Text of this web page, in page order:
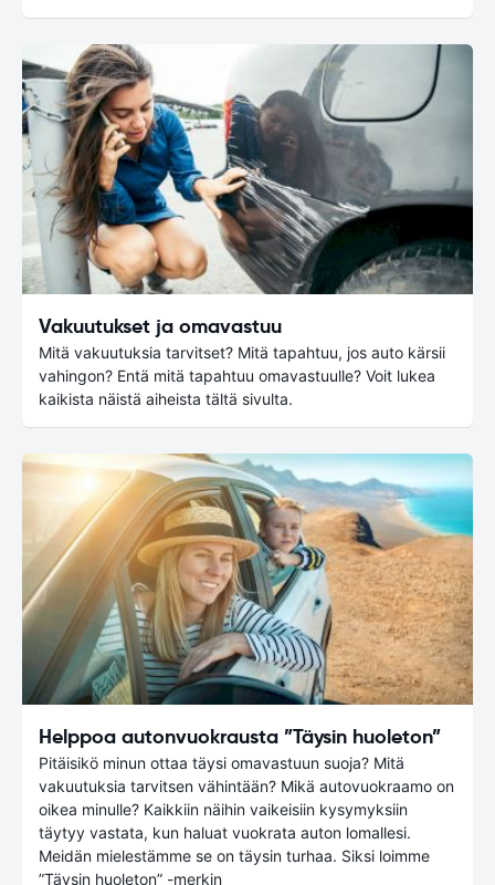
Vakuutukset ja omavastuu
Mitä vakuutuksia tarvitset? Mitä tapahtuu, jos auto kärsii
vahingon? Entä mitä tapahtuu omavastuulle? Voit lukea
kaikista näistä aiheista tältä sivulta.
Helppoa autonvuokrausta ”Täysin huoleton”
Pitäisikö minun ottaa täysi omavastuun suoja? Mitä
vakuutuksia tarvitsen vähintään? Mikä autovuokraamo on
oikea minulle? Kaikkiin näihin vaikeisiin kysymyksiin
täytyy vastata, kun haluat vuokrata auton lomallesi.
Meidän mielestämme se on täysin turhaa. Siksi loimme
”Täysin huoleton” -merkin